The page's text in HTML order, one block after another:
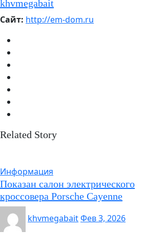
khvmegabait
Сайт: http://em-dom.ru
Related Story
Информация
Показан салон электрического
кроссовера Porsche Cayenne
khvmegabaitФев 3, 2026